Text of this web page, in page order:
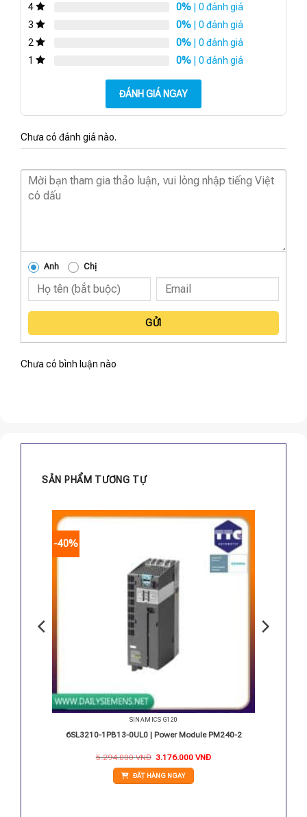
4
0% | 0 đánh giá
3
0% | 0 đánh giá
2
0% | 0 đánh giá
1
0% | 0 đánh giá
ĐÁNH GIÁ NGAY
Chưa có đánh giá nào.
Anh Chị
GỬI
Chưa có bình luận nào
SẢN PHẨM TƯƠNG TỰ
-40%
SINAMICS G120
6SL3210-1PB13-0UL0 | Power Module PM240-2
5.294.000VNĐ Giá
là:
5.294.000 VNĐ.
3.176.000VNĐGiá
ĐẶT HÀNG NGAY